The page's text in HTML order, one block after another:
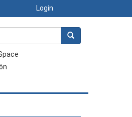
Login